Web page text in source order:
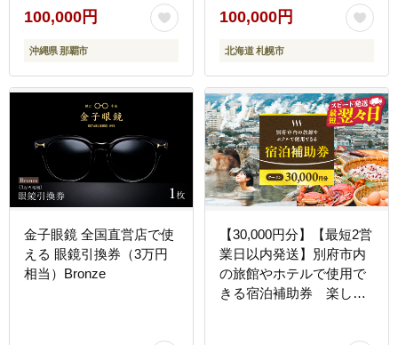
100,000円
沖縄県 那覇市
100,000円
北海道 札幌市
金子眼鏡 全国直営店で使
える 眼鏡引換券（3万円
相当）Bronze
【30,000円分】【最短2営
業日以内発送】別府市内
の旅館やホテルで使用で
きる宿泊補助券 楽しい